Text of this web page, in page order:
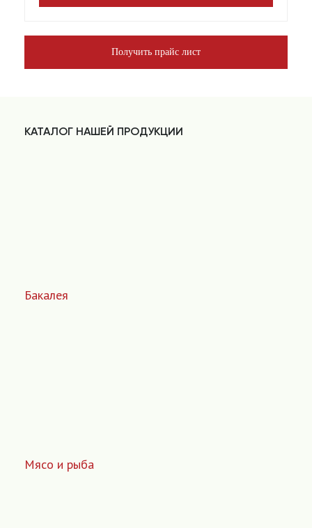
Получить прайс лист
КАТАЛОГ НАШЕЙ ПРОДУКЦИИ
Бакалея
Мясо и рыба